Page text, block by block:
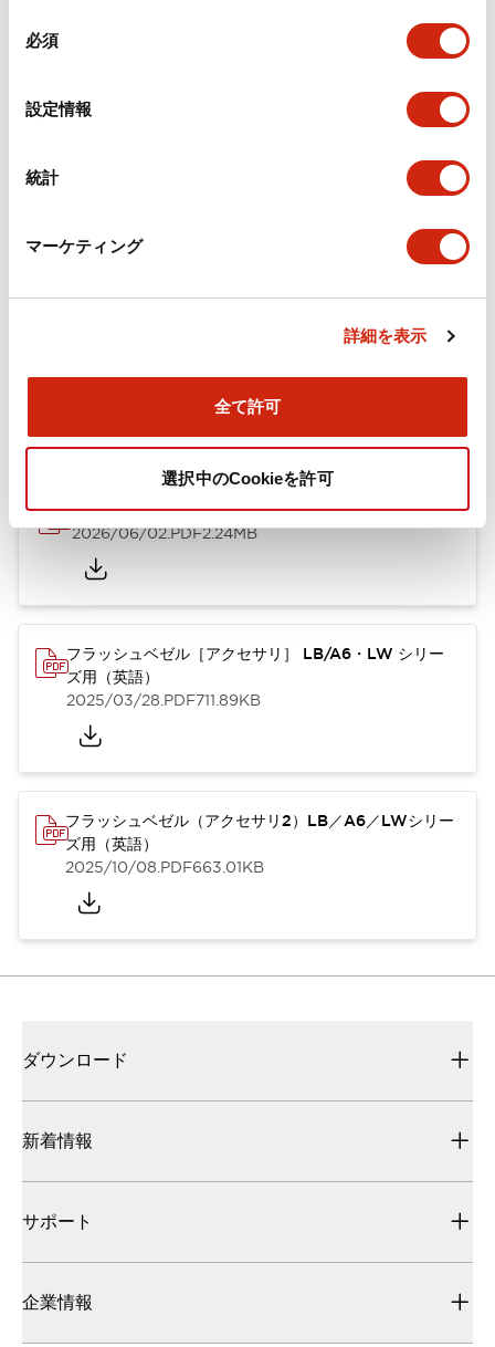
必須
設定情報
統計
マーケティング
詳細を表示
全て許可
選択中のCookieを許可
A6シリーズ φ16小形コントロールユニット（日本語）
フラッシュベゼル［アクセサリ］ LB/A6・LW シリーズ
フラッシュベゼル（アクセサリ2）LB／A6／LWシリー
A6シリーズ φ16小形コントロールユニット（英語）
2026/06/02.PDF2.24MB
フラッシュベゼル［アクセサリ］ LB/A6・LW シリー
ズ用（英語）
2025/03/28.PDF711.89KB
フラッシュベゼル（アクセサリ2）LB／A6／LWシリー
ズ用（英語）
2025/10/08.PDF663.01KB
ダウンロード
新着情報
サポート
企業情報